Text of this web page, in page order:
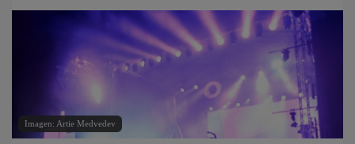
Imagen: Artie Medvedev